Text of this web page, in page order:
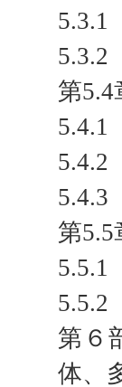
第
5.4.1
5.4.2
第
5.5.1
5.5.2
第６
体、